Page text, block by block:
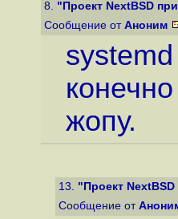
8. "Проект NextBSD
Сообщение от Аноним
systemd
жопу.
13. "Проект
Сообщение от